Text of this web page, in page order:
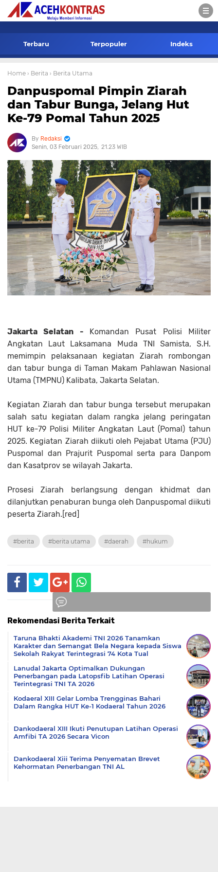
Terbaru Terpopuler Indeks
Home › Berita › Berita Utama
Danpuspomal Pimpin Ziarah
dan Tabur Bunga, Jelang Hut
Ke-79 Pomal Tahun 2025
Redaksi
Senin, 03 Februari 2025 21.23 WIB
Jakarta Selatan -
Komandan Pusat Polisi Militer
Angkatan Laut Laksamana Muda TNI Samista, S.H.
memimpin pelaksanaan kegiatan Ziarah rombongan
dan tabur bunga di Taman Makam Pahlawan Nasional
Utama (TMPNU) Kalibata, Jakarta Selatan.
Kegiatan Ziarah dan tabur bunga tersebut merupakan
salah satu kegiatan dalam rangka jelang peringatan
HUT ke-79 Polisi Militer Angkatan Laut (Pomal) tahun
2025. Kegiatan Ziarah diikuti oleh Pejabat Utama (PJU)
Puspomal dan Prajurit Puspomal serta para Danpom
dan Kasatprov se wilayah Jakarta.
Prosesi Ziarah berlangsung dengan khidmat dan
dilanjutkan penaburan bunga oleh Danpuspomal diikuti
peserta Ziarah.[red]
#berita #berita utama #daerah #hukum
Rekomendasi Berita Terkait
Taruna Bhakti Akademi TNI 2026 Tanamkan
Karakter dan Semangat Bela Negara kepada Siswa
Sekolah Rakyat Terintegrasi 74 Kota Tual
Lanudal Jakarta Optimalkan Dukungan
Penerbangan pada Latopsfib Latihan Operasi
Terintegrasi TNI TA 2026
Kodaeral XIII Gelar Lomba Trengginas Bahari
Dalam Rangka HUT Ke-1 Kodaeral Tahun 2026
Dankodaeral XIII Ikuti Penutupan Latihan Operasi
Amfibi TA 2026 Secara Vicon
Dankodaeral Xiii Terima Penyematan Brevet
Kehormatan Penerbangan TNI AL